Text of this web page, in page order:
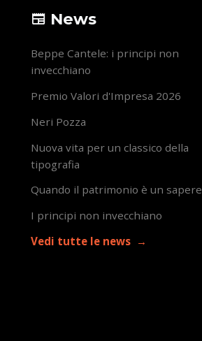
News
Beppe Cantele: i principi non
invecchiano
Premio Valori d'Impresa 2026
Neri Pozza
Nuova vita per un classico della
tipografia
Quando il patrimonio è un sapere
I principi non invecchiano
Vedi tutte le news